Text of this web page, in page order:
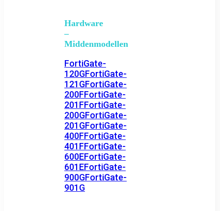
Hardware
–
Middenmodellen
FortiGate-
120GFortiGate-
121GFortiGate-
200FFortiGate-
201FFortiGate-
200GFortiGate-
201GFortiGate-
400FFortiGate-
401FFortiGate-
600EFortiGate-
601EFortiGate-
900GFortiGate-
901G